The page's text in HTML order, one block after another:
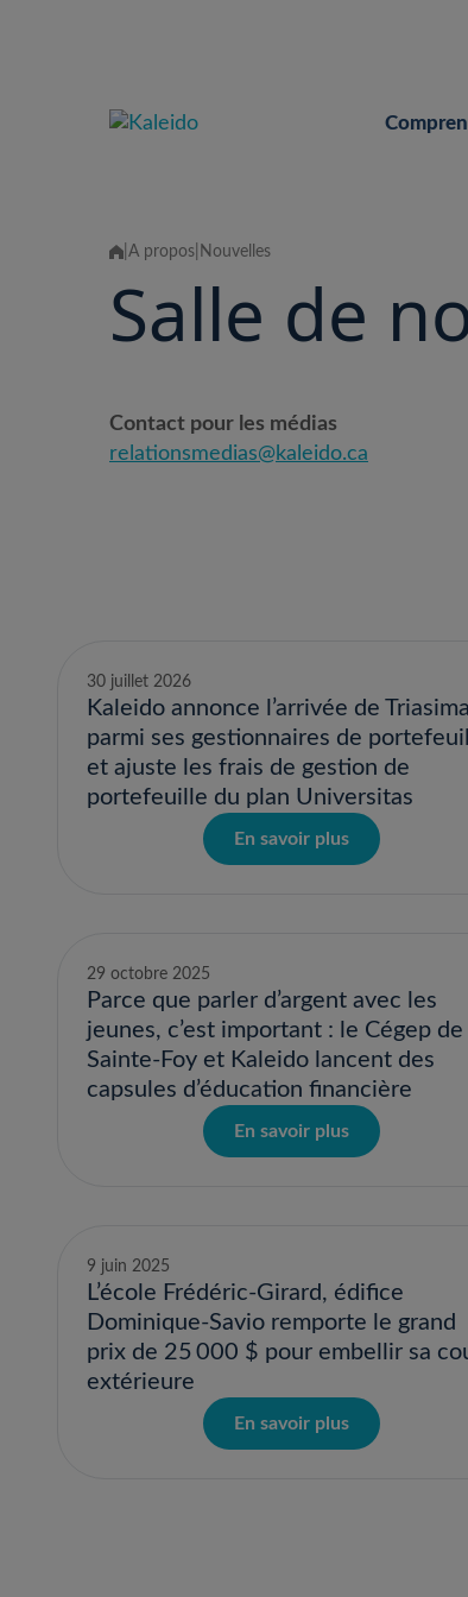
À propos Nouvelles
Salle de
Contact pour les médias
relationsmedias@kaleido.ca
30 juillet 2026
Kaleido annonce l’arrivée de Triasima
parmi ses gestionnaires de
et ajuste les frais de gestion de
portefeuille du plan Universitas
En savoir plus
29 octobre 2025
Parce que parler d’argent avec les
jeunes, c’est important : le Cégep de
Sainte-Foy et Kaleido lancent des
capsules d’éducation financière
En savoir plus
9 juin 2025
L’école Frédéric-Girard, édifice
Dominique-Savio remporte le grand
prix de 25 000 $ pour embellir sa
extérieure
En savoir plus